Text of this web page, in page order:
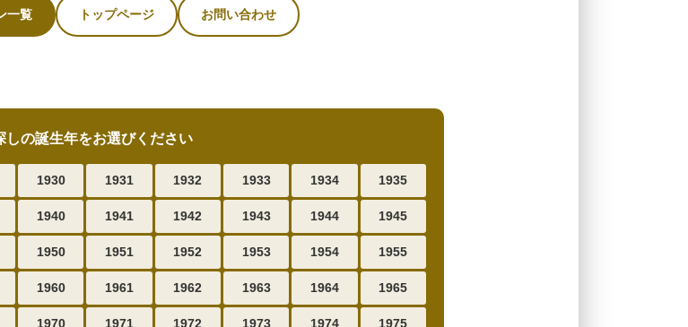
一覧 トップページ お問い合わせ
しの誕生年をお選びください
1930 1931 1932 1933 1934 1935
1940 1941 1942 1943 1944 1945
1950 1951 1952 1953 1954 1955
1960 1961 1962 1963 1964 1965
1970 1971 1972 1973 1974 1975